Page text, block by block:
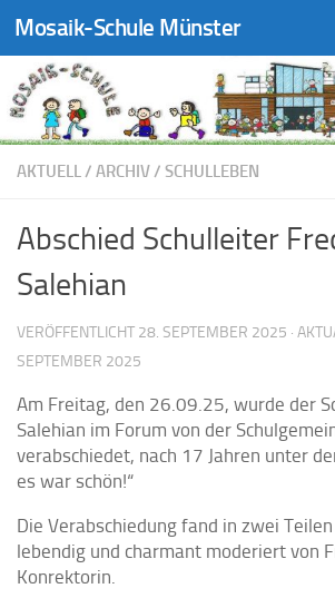
Zum Inhalt springen
Mosaik-Schule Münster
AKTUELL/ ARCHIV/ SCHULLEBEN
Abschied Schulleiter
Salehian
VERÖFFENTLICHT 28. SEPTEMBER 2025 ·
SEPTEMBER 2025
Am Freitag, den 26.09.25, wurde der
Salehian im Forum von der
verabschiedet, nach 17 Jahren unter
es war schön!“
Die Verabschiedung fand in zwei
lebendig und charmant moderiert von
Konrektorin.